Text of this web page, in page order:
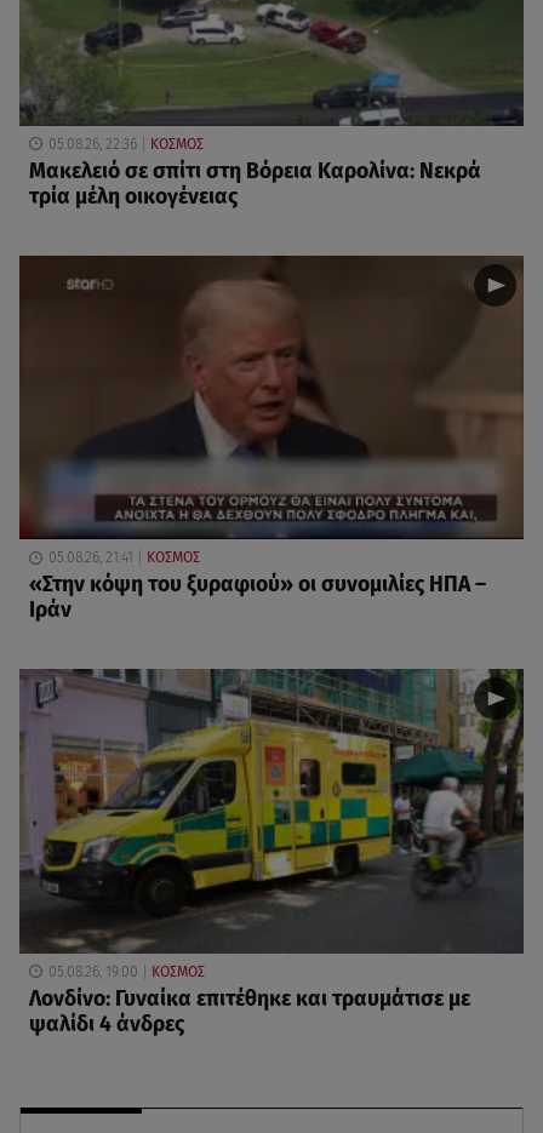
05.08.26, 22:36 ΚΟΣΜΟΣ
Μακελειό σε σπίτι στη Βόρεια Καρολίνα: Νεκρά
τρία μέλη οικογένειας
05.08.26, 21:41 ΚΟΣΜΟΣ
«Στην κόψη του ξυραφιού» οι συνομιλίες ΗΠΑ –
Ιράν
05.08.26, 19:00 ΚΟΣΜΟΣ
Λονδίνο: Γυναίκα επιτέθηκε και τραυμάτισε με
ψαλίδι 4 άνδρες